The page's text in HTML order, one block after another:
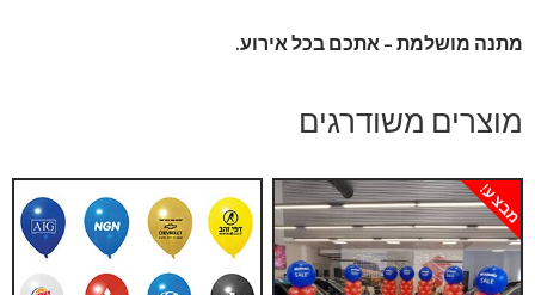
מתנה מושלמת – אתכם בכל אירוע.
מוצרים משודרגים
מבצע!